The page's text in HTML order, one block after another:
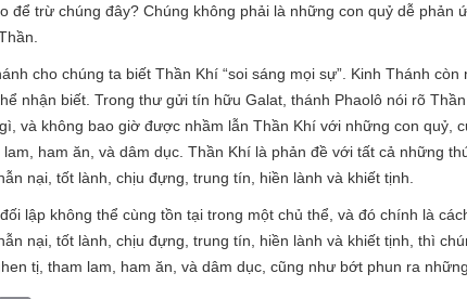
để trừ chúng đây? Chúng không phải là những con quỷ dễ
cho chúng ta biết Thần Khí “soi sáng mọi sự”. Kinh Thánh
nhận biết. Trong thư gửi tín hữu Galat, thánh Phaolô nói rõ
và không bao giờ được nhầm lẫn Thần Khí với những con
lam, ham ăn, và dâm dục. Thần Khí là phản đề với tất cả những
nại, tốt lành, chịu đựng, trung tín, hiền lành và khiết tịnh.
lập không thể cùng tồn tại trong một chủ thể, và đó chính là
nại, tốt lành, chịu đựng, trung tín, hiền lành và khiết tịnh, thì
tị, tham lam, ham ăn, và dâm dục, cũng như bớt phun ra